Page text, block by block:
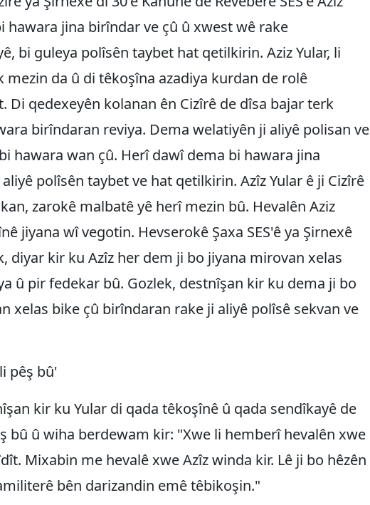
hawara jina birîndar ve çû û xwest wê rake
bi guleya polîsên taybet hat qetilkirin. Aziz Yular, li
mezin da û di têkoşîna azadiya kurdan de rolê
Di qedexeyên kolanan ên Cizîrê de dîsa bajar terk
birîndaran reviya. Dema welatiyên ji aliyê polisan ve
hawara wan çû. Herî dawî dema bi hawara jina
polîsên taybet ve hat qetilkirin. Azîz Yular ê ji Cizîrê
zarokê malbatê yê herî mezin bû. Hevalên Aziz
jiyana wî vegotin. Hevserokê Şaxa SES'ê ya Şirnexê
diyar kir ku Azîz her dem ji bo jiyana mirovan xelas
û pir fedekar bû. Gozlek, destnîşan kir ku dema ji bo
xelas bike çû birîndaran rake ji aliyê polîsê sekvan ve
pêş bû'
kir ku Yular di qada têkoşînê û qada sendîkayê de
bû û wiha berdewam kir: "Xwe li hemberî hevalên xwe
Mixabin me hevalê xwe Azîz winda kir. Lê ji bo hêzên
bên darizandin emê têbikoşin."